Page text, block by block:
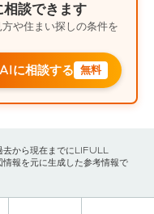
談できます
や住まい探しの条件を
に相談する 無料
去から現在までにLIFULL
報を元に生成した参考情報で